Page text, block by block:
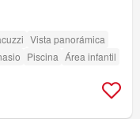
Vista panorámica
Piscina Área infantil